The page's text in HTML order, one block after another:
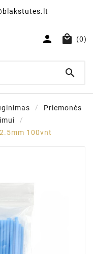
  (0)

Priemonės
100vnt